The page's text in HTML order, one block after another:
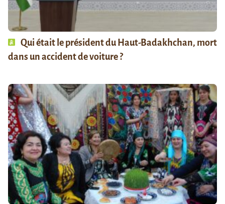
Qui était le président du Haut-Badakhchan, mort
dans un accident de voiture ?